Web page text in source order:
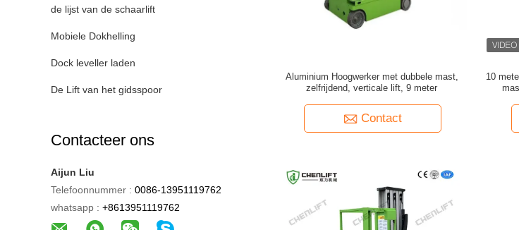
de lijst van de schaarlift
Mobiele Dokhelling
Dock leveller laden
De Lift van het gidsspoor
Contacteer ons
Aijun Liu
Telefoonnummer : 0086-13951119762
whatsapp : +8613951119762
Aluminium Hoogwerker met dubbele mast,
zelfrijdend, verticale lift, 9 meter
Contact
10